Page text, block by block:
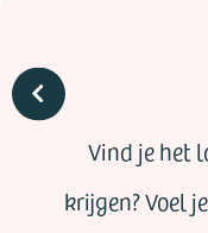
Vind je het
krijgen? Voel